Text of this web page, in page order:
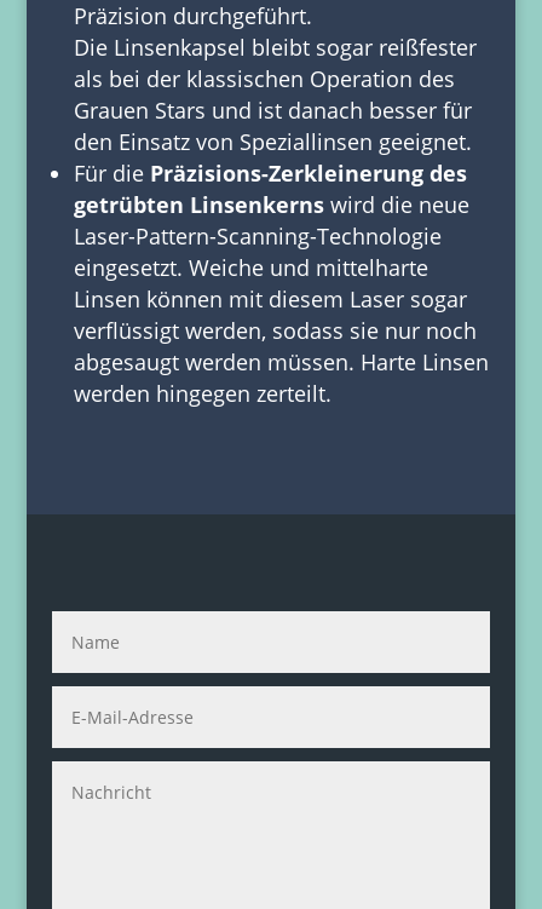
Präzision durchgeführt.
Die Linsenkapsel bleibt sogar reißfester
als bei der klassischen Operation des
Grauen Stars und ist danach besser für
den Einsatz von Speziallinsen geeignet.
Für die Präzisions-Zerkleinerung des
getrübten Linsenkernswird die neue
Laser-Pattern-Scanning-Technologie
eingesetzt. Weiche und mittelharte
Linsen können mit diesem Laser sogar
verflüssigt werden, sodass sie nur noch
abgesaugt werden müssen. Harte Linsen
werden hingegen zerteilt.